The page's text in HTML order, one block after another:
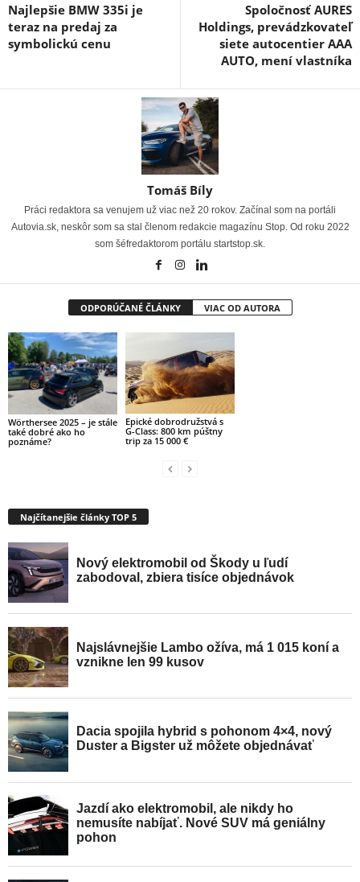
Najlepšie BMW 335i je
teraz na predaj za
symbolickú cenu
Spoločnosť AURES
Holdings, prevádzkovateľ
siete autocentier AAA
AUTO, mení vlastníka
Tomáš Bíly
Práci redaktora sa venujem už viac než 20 rokov. Začínal som na portáli
Autovia.sk, neskôr som sa stal členom redakcie magazínu Stop. Od roku 2022
som šéfredaktorom portálu startstop.sk.
ODPORÚČANÉ ČLÁNKY VIAC OD AUTORA
Wörthersee 2025 – je stále
také dobré ako ho
poznáme?
Epické dobrodružstvá s
G-Class: 800 km púštny
trip za 15 000 €
Najčítanejšie články TOP 5